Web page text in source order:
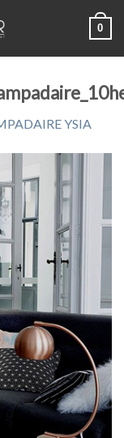
0
YSIA